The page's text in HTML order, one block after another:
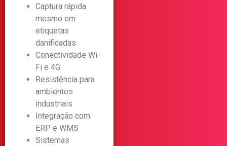
Captura rápida
mesmo em
etiquetas
danificadas
Conectividade Wi-
Fi e 4G
Resistência para
ambientes
industriais
Integração com
ERP e WMS
Sistemas